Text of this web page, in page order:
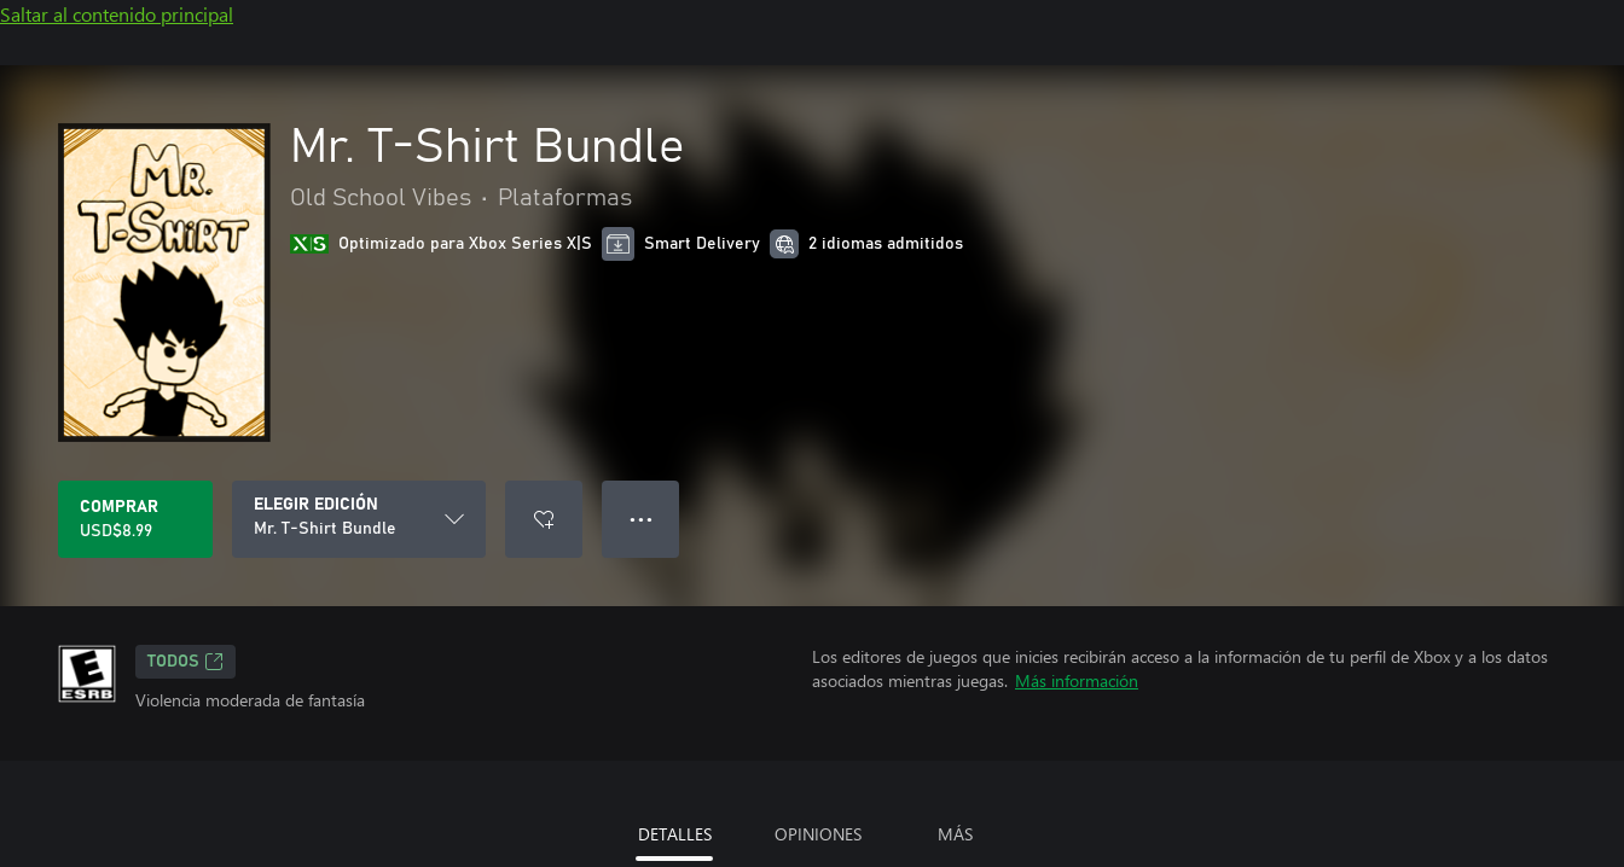
Saltar al contenido principal
Mr. T-Shirt Bundle
Old School Vibes • Plataformas
Optimizado para Xbox Series X|S Smart Delivery 2 idiomas admitidos
COMPRAR
USD$8.99
ELEGIR EDICIÓN
Mr. T-Shirt Bundle
● ● ●
TODOS
Violencia moderada de fantasía
Los editores de juegos que inicies recibirán acceso a la información de tu perfil de Xbox y a los datos
asociados mientras juegas. Más información
DETALLES OPINIONES MÁS